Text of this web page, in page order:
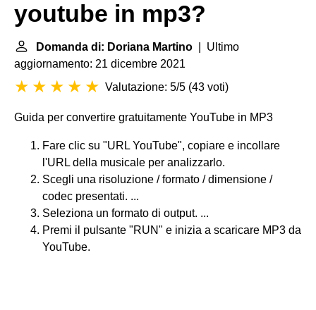
youtube in mp3?
Domanda di: Doriana Martino | Ultimo
aggiornamento: 21 dicembre 2021
Valutazione: 5/5 (43 voti)
Guida per convertire gratuitamente YouTube in MP3
Fare clic su "URL YouTube", copiare e incollare
l'URL della musicale per analizzarlo.
Scegli una risoluzione / formato / dimensione /
codec presentati. ...
Seleziona un formato di output. ...
Premi il pulsante "RUN" e inizia a scaricare MP3 da
YouTube.